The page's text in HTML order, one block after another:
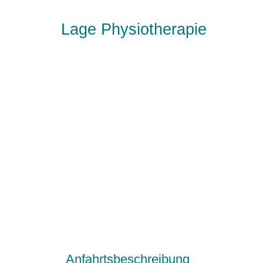
Lage Physiotherapie
Anfahrtsbeschreibung